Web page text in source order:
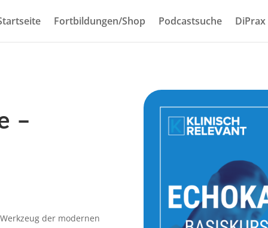
Fortbildungen/Shop Podcastsuche DiPrax
–
der modernen